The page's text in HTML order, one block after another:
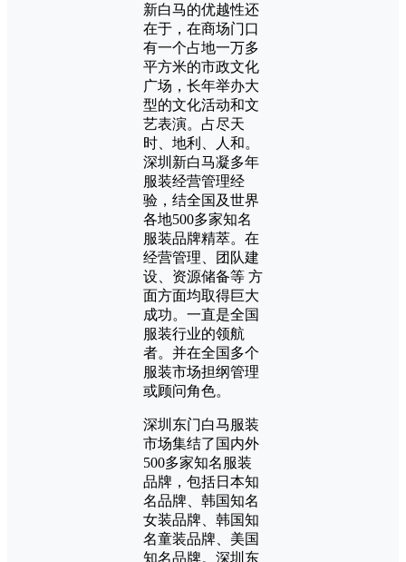
新白马的优越性还
在于，在商场门口
有一个占地一万多
平方米的市政文化
广场，长年举办大
型的文化活动和文
艺表演。占尽天
时、地利、人和。
深圳新白马凝多年
服装经营管理经
验，结全国及世界
各地500多家知名
服装品牌精萃。在
经营管理、团队建
设、资源储备等 方
面方面均取得巨大
成功。一直是全国
服装行业的领航
者。并在全国多个
服装市场担纲管理
或顾问角色。
深圳东门白马服装
市场集结了国内外
500多家知名服装
品牌，包括日本知
名品牌、韩国知名
女装品牌、韩国知
名童装品牌、美国
知名品牌。深圳东